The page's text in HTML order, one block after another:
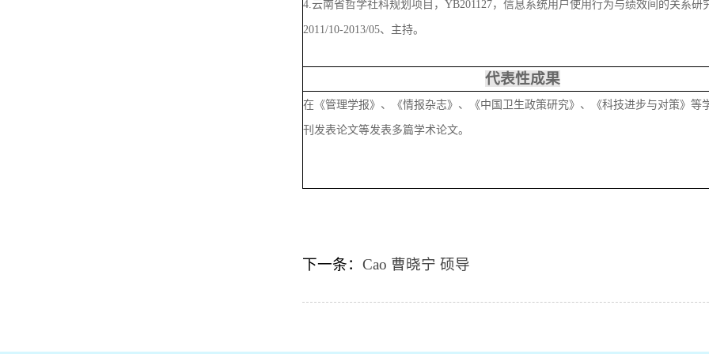
4.云南省哲学社科规划项目，YB201127，信息系统用户使用行为与绩效间的关系研
2011/10-2013/05、主持。
代表性成果
在《管理学报》、《情报杂志》、《中国卫生政策研究》、《科技进步与对策》等
刊发表论文等发表多篇学术论文。
下一条： Cao 曹晓宁 硕导